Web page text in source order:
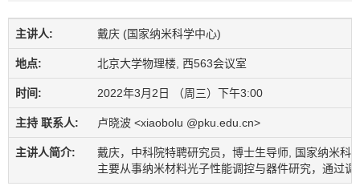
主讲人: 戴庆 (国家纳米科学中心)
地点: 北京大学物理楼, 西563会议室
时间: 2022年3月2日 （周三）下午3:00
主持 联系人: 卢晓波 <xiaobolu @pku.edu.cn>
主讲人简介:
戴庆，中科院特聘研究员，博士生导师, 国家纳米科
主要从事纳米材料光子性能调控与器件研究，通过